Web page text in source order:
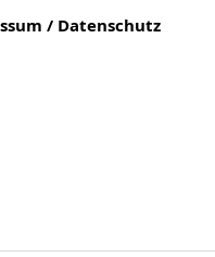
/ Datenschutz